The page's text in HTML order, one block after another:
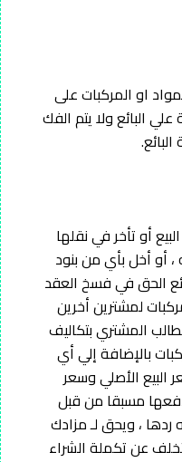
او المركبات على
البائع ولا يتم الفك
أو تأخر في نقلها
أو أخل بأي من بنود
الحق في فسخ العقد
لمشترين أخرين
المشتري بتكاليف
بالإضافة إلي أي
البيع الأصلي وسعر
دفعها مسبقا من قبل
ردها ، ويحق لـ مزادك
عن تكملة الشراء